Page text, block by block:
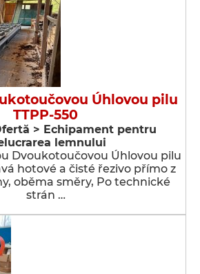
Úhlovou pilu
TTPP-550
> Echipament pentru
lemnului
Dvoukotoučovou Úhlovou pilu
hotové a čisté řezivo přímo z
oběma směry, Po technické
strán …